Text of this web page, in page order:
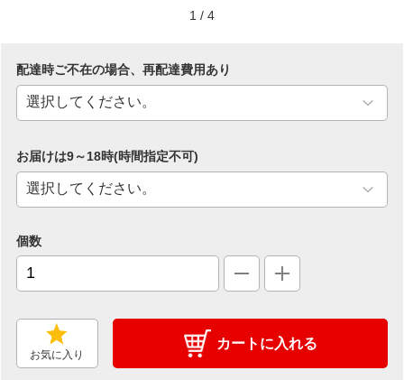
1 / 4
配達時ご不在の場合、再配達費用あり
お届けは9～18時(時間指定不可)
個数
お気に入り
カートに入れる